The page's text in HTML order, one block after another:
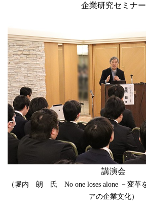
企業研究セミナー
講演会
（堀内 朗 氏 No one loses alone －変革
アの企業文化）